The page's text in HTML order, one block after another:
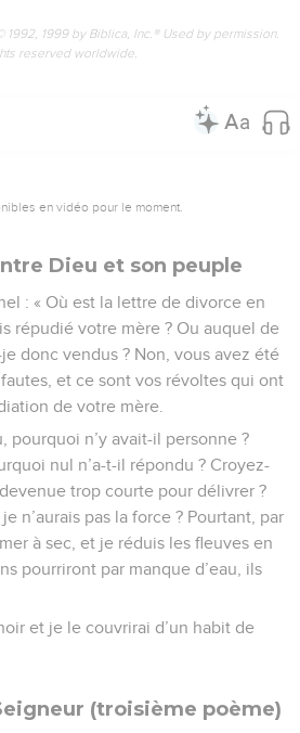
1999 by Biblica, Inc.® Used by permission.
reserved worldwide.
en vidéo pour le moment.
Dieu et son peuple
: « Où est la lettre de divorce en
répudié votre mère ? Ou auquel de
donc vendus ? Non, vous avez été
et ce sont vos révoltes qui ont
de votre mère.
pourquoi n’y avait-il personne ?
nul n’a-t-il répondu ? Croyez-
trop courte pour délivrer ?
n’aurais pas la force ? Pourtant, par
à sec, et je réduis les fleuves en
pourriront par manque d’eau, ils
et je le couvrirai d’un habit de
(troisième poème)